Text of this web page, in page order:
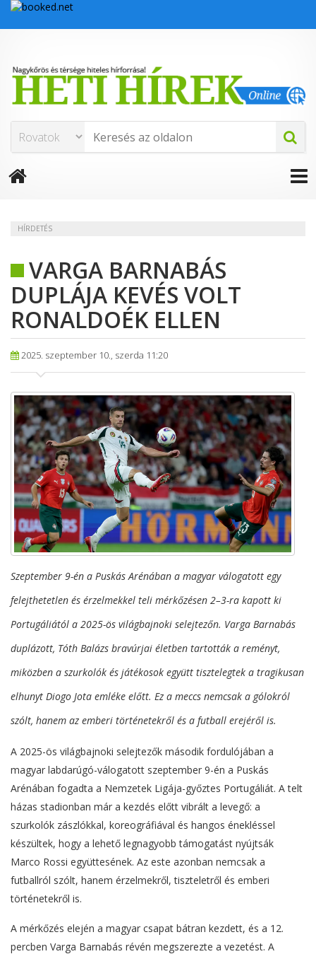
HÍRDETÉS
VARGA BARNABÁS
DUPLÁJA KEVÉS VOLT
RONALDOÉK ELLEN
2025. szeptember 10., szerda 11:20
Szeptember 9-én a Puskás Arénában a magyar válogatott egy
felejthetetlen és érzelmekkel teli mérkőzésen 2–3-ra kapott ki
Portugáliától a 2025-ös világbajnoki selejtezőn. Varga Barnabás
duplázott, Tóth Balázs bravúrjai életben tartották a reményt,
miközben a szurkolók és játékosok együtt tisztelegtek a tragikusan
elhunyt Diogo Jota emléke előtt. Ez a meccs nemcsak a gólokról
szólt, hanem az emberi történetekről és a futball erejéről is.
A 2025-ös világbajnoki selejtezők második fordulójában a
magyar labdarúgó-válogatott szeptember 9-én a Puskás
Arénában fogadta a Nemzetek Ligája-győztes Portugáliát. A telt
házas stadionban már a kezdés előtt vibrált a levegő: a
szurkolók zászlókkal, koreográfiával és hangos énekléssel
készültek, hogy a lehető legnagyobb támogatást nyújtsák
Marco Rossi együttesének. Az este azonban nemcsak a
futballról szólt, hanem érzelmekről, tiszteletről és emberi
történetekről is.
A mérkőzés elején a magyar csapat bátran kezdett, és a 12.
percben Varga Barnabás révén megszerezte a vezetést. A